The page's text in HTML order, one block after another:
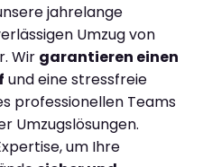
jahrelange
Umzug von
Wir garantieren einen
und eine stressfreie
professionellen Teams
Umzugslösungen.
um Ihre